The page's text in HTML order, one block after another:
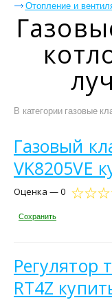
Отопление и
В категории газовые
Газовый
VK8205VE
Оценка — 0
Сохранить
Регулятор
RT4Z